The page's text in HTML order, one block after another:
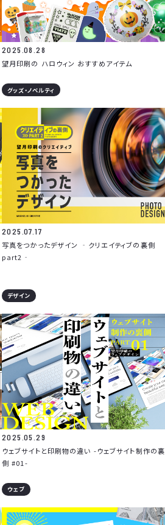
2025.08.28
望月印刷の ハロウィン おすすめアイテム
グッズ・ノベルティ
2025.07.17
写真をつかったデザイン ‐クリエイティブの裏側
part2‐
デザイン
2025.05.29
ウェブサイトと印刷物の違い -ウェブサイト制作の裏
側 #01-
ウェブ